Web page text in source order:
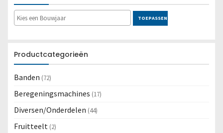
TOEPASSEN
Productcategorieën
Banden (72)
Beregeningsmachines (17)
Diversen/Onderdelen (44)
Fruitteelt (2)